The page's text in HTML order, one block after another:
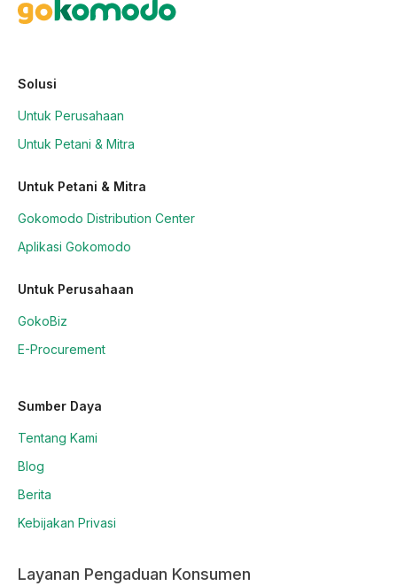
Solusi
Untuk Perusahaan
Untuk Petani & Mitra
Untuk Petani & Mitra
Gokomodo Distribution Center
Aplikasi Gokomodo
Untuk Perusahaan
GokoBiz
E-Procurement
Sumber Daya
Tentang Kami
Blog
Berita
Kebijakan Privasi
Layanan Pengaduan Konsumen